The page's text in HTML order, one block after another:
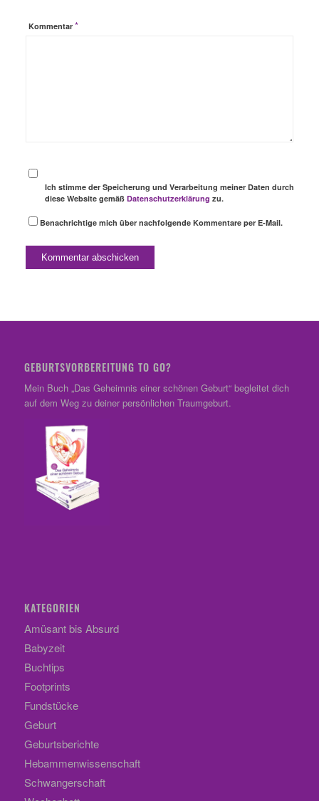
Kommentar *
Ich stimme der Speicherung und Verarbeitung meiner Daten durch
diese Website gemäßDatenschutzerklärung zu.
Benachrichtige mich über nachfolgende Kommentare per E-Mail.
GEBURTSVORBEREITUNG TO GO?
Mein Buch „Das Geheimnis einer schönen Geburt“ begleitet dich
auf dem Weg zu deiner persönlichen Traumgeburt.
KATEGORIEN
Amüsant bis Absurd
Babyzeit
Buchtips
Footprints
Fundstücke
Geburt
Geburtsberichte
Hebammenwissenschaft
Schwangerschaft